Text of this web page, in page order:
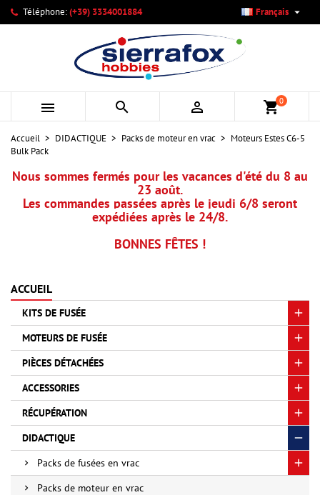
Téléphone:(+39) 3334001884 Français 
   shopping_cart0
Accueil DIDACTIQUE Packs de moteur en vrac
Moteurs Estes C6-5
Bulk Pack
Nous sommes fermés pour les vacances d'été du 8 au
23 août.
Les commandes passées après le jeudi 6/8 seront
expédiées après le 24/8.
BONNES FÊTES !
ACCUEIL
KITS DE FUSÉE
MOTEURS DE FUSÉE
PIÈCES DÉTACHÉES
ACCESSORIES
RÉCUPÉRATION
DIDACTIQUE
Packs de fusées en vrac
Packs de moteur en vrac
Mes listes d'envies ×
Créer une nouvelle liste
Créer une liste d'envies ×
Nom de la liste d'envies
Annuler Créer une liste d'envies
Connexion ×
Vous devez être connecté pour ajouter des produits à votre
liste d'envies.
Annuler Connexion